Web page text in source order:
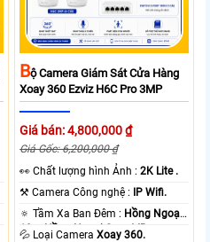
BỘ Camera Giám Sát Cửa Hàng
Xoay 360 Ezviz H6C Pro 3MP
Giá bán: 4,800,000 ₫
Giá Gốc: 6,200,000 ₫
️👀 Chất lượng hình Ảnh :2K Lite .
⚒ Camera Công nghệ :
IP Wifi.
🔅 Tầm Xa Ban Đêm : Hồng Ngoại
10m Hồng Ngoại Smart IR.
💦 Loại CameraXoay 360.